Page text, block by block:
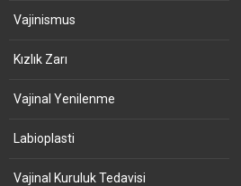
Vajinismus
Kızlık Zarı
Vajinal Yenilenme
Labioplasti
Vajinal Kuruluk Tedavisi